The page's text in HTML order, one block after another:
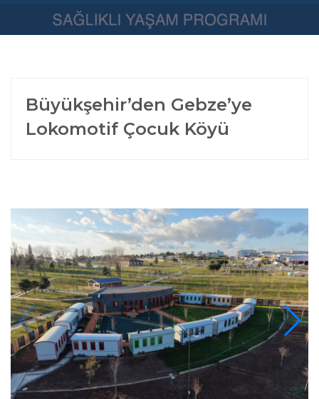
Büyükşehir’den Gebze’ye
Lokomotif Çocuk Köyü